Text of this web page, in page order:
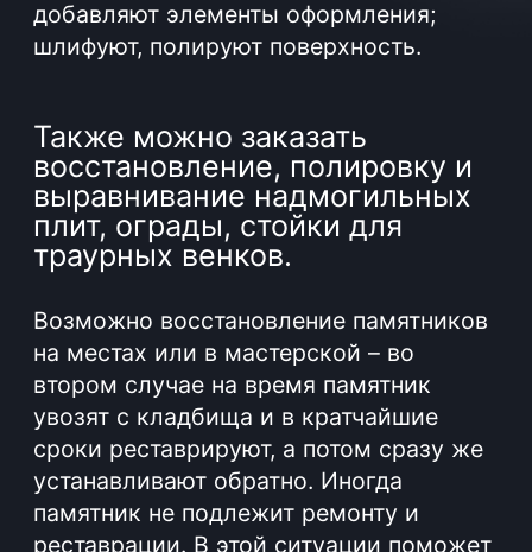
ЗАКАЗАТЬ УСЛУГУ
Мы можем предложить полный
комплекс услуг по ремонту
которые нужно устранить. Наш
специалист оценит объем предстоящих
реставрационных мероприятий, на
основании чего и будет рассчитана
цена ремонта, а также срок проведения
таких работ.
заказчика, а также предлагаем свои
решения для восстановления
достойного вида памятника. Наша
задача – продлить срок службы всех
ритуальных элементов на могиле,
чтобы место последнего приюта как
можно дольше выглядело аккуратным,
ухоженным и достойным памяти об
усопшем.